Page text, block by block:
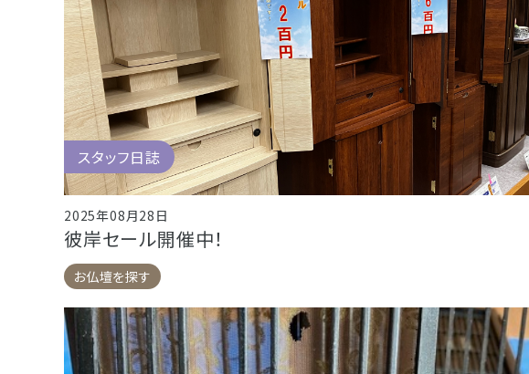
スタッフ日誌
2025年08月28日
彼岸セール開催中！
お仏壇を探す